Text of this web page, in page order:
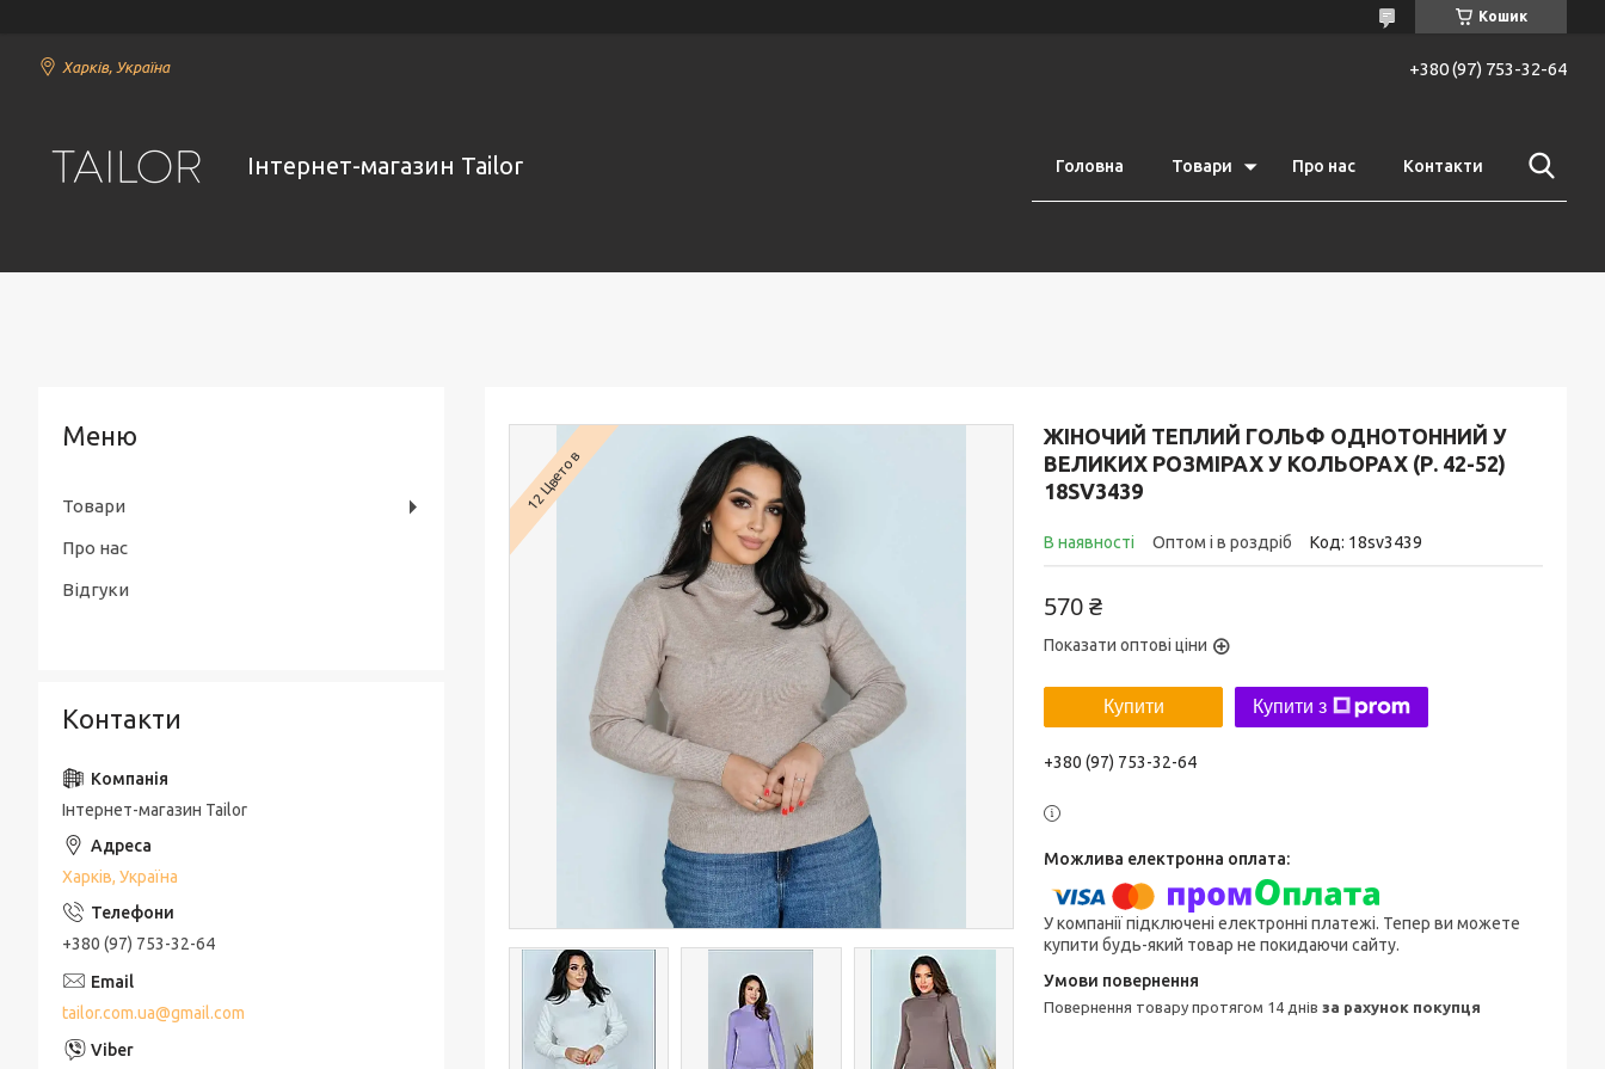
Кошик
Харків, Україна +380 (97) 753-32-64
Інтернет-магазин Tailor Головна Товари Про нас Контакти
ЖІНОЧИЙ ТЕПЛИЙ ГОЛЬФ ОДНОТОННИЙ У
ВЕЛИКИХ РОЗМІРАХ У КОЛЬОРАХ (Р. 42-52)
18SV3439
В наявності Оптом і в роздріб Код: 18sv3439
570 ₴
Показати оптові ціни
Купити Купити з
+380 (97) 753-32-64
У компанії підключені електронні платежі. Тепер ви можете
купити будь-який товар не покидаючи сайту.
повернення товару протягом 14 днів за рахунок покупця
12 Цветов
Товари
Про нас
Відгуки
Контакти
Інтернет-магазин Tailor
Харків, Україна
+380 (97) 753-32-64
tailor.com.ua@gmail.com